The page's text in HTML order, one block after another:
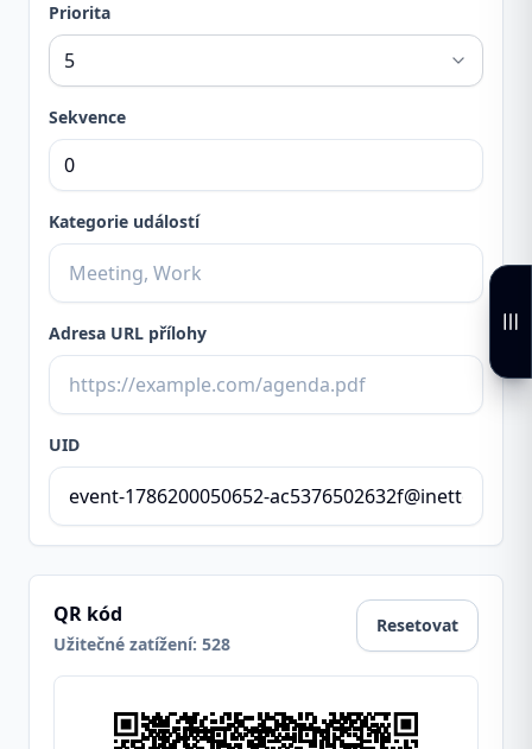
Priorita
Sekvence
Kategorie událostí
Adresa URL přílohy
UID
QR kód
Užitečné zatížení: 528
Resetovat